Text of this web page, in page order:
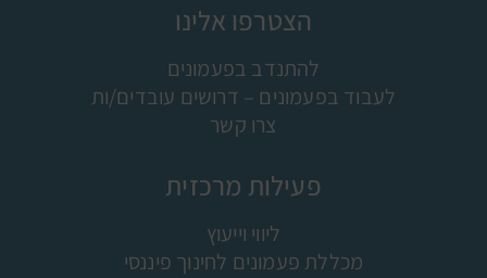
הצטרפו אלינו
להתנדב בפעמונים
לעבוד בפעמונים – דרושים עובדים/ות
צרו קשר
פעילות מרכזית
ליווי וייעוץ
מכללת פעמונים לחינוך פיננסי